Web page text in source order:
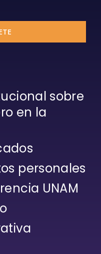
sobre
en la
personales
UNAM